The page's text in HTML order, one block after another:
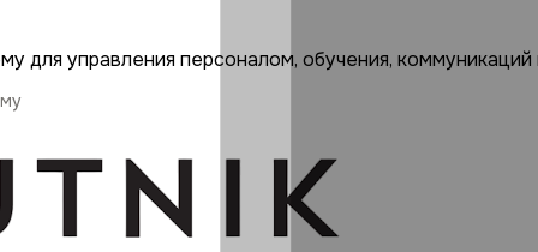
для управления персоналом, обучения, коммуникаций